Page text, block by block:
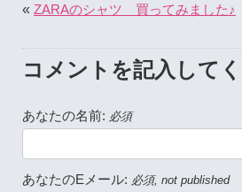
« ZARAのシャツ 買ってみました♪
コメントを記入して
あなたの名前: 必須
あなたのEメール: 必須, not published